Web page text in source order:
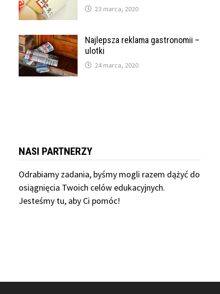
23 marca, 2020
Najlepsza reklama gastronomii –
ulotki
24 marca, 2020
NASI PARTNERZY
Odrabiamy zadania, byśmy mogli razem dążyć do
osiągnięcia Twoich celów edukacyjnych.
Jesteśmy tu, aby Ci pomóc!